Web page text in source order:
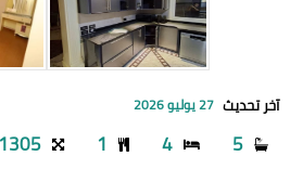
آخر تحديث 27 يوليو 2026
5
4
1 1305 م²